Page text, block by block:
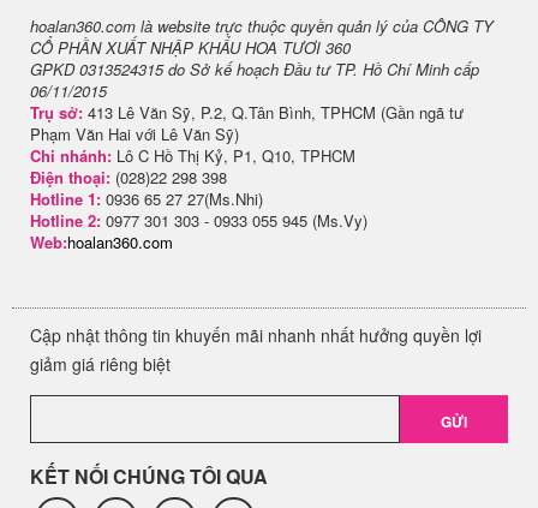
hoalan360.com là website trực thuộc quyền quản lý của CÔNG TY
CỔ PHẦN XUẤT NHẬP KHẨU HOA TƯƠI 360
GPKD 0313524315 do Sở kế hoạch Đầu tư TP. Hồ Chí Minh cấp
06/11/2015
Trụ sở: 413 Lê Văn Sỹ, P.2, Q.Tân Bình, TPHCM (Gần ngã tư
Phạm Văn Hai với Lê Văn Sỹ)
Chi nhánh: Lô C Hồ Thị Kỷ, P1, Q10, TPHCM
Điện thoại: (028)22 298 398
Hotline 1: 0936 65 27 27(Ms.Nhi)
Hotline 2: 0977 301 303 - 0933 055 945 (Ms.Vy)
Web:hoalan360.com
Cập nhật thông tin khuyến mãi nhanh nhất hưởng quyền lợi
giảm giá riêng biệt
GỬI
KẾT NỐI CHÚNG TÔI QUA